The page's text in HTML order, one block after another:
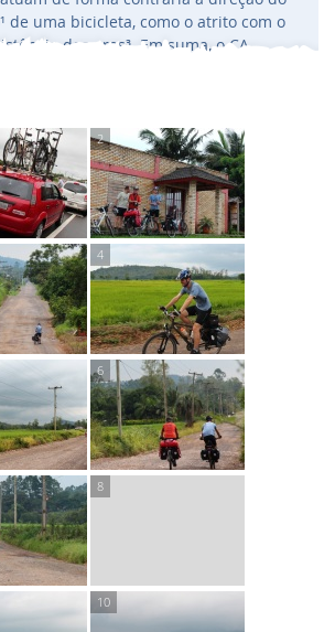
de uma bicicleta, como o atrito com o
dos ares³. Em suma, o CA
CA se manifesta na depleção das
(como nivelamento de pista e
Contudo, estudos recentes
que o CA tende a se auto regenerar,
níveis usuais de forma autônoma.
Um vivente pode calibrar os
a melhora imediata de
(redução do CA). No entanto, após
de pedalada contínua, a melhora
percebida e o indivíduo retorna à
arrasto (regeneração do CA).
casos a regeneração pode superar os
caracterizando agregadores como o
de agarro de quatis) e o DED
bicicleta se move, claro.
é uma nota.